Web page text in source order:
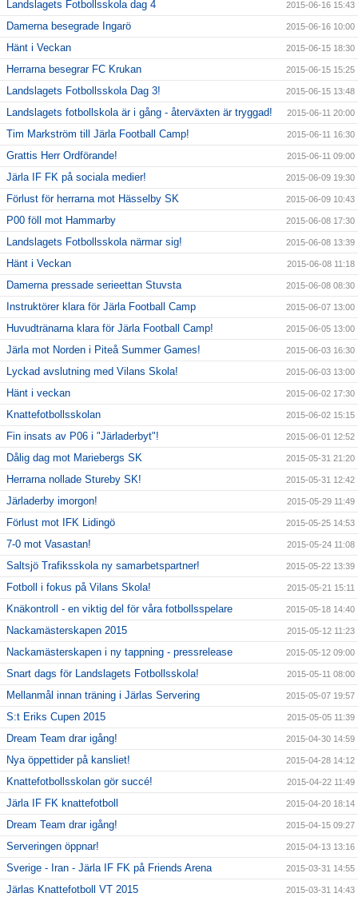
Landslagets Fotbollsskola dag 4 2015-06-16 15:43
Damerna besegrade Ingarö 2015-06-16 10:00
Hänt i Veckan 2015-06-15 18:30
Herrarna besegrar FC Krukan 2015-06-15 15:25
Landslagets Fotbollsskola Dag 3! 2015-06-15 13:48
Landslagets fotbollskola är i gång - återväxten är tryggad! 2015-06-11 20:00
Tim Markström till Järla Football Camp! 2015-06-11 16:30
Grattis Herr Ordförande! 2015-06-11 09:00
Järla IF FK på sociala medier! 2015-06-09 19:30
Förlust för herrarna mot Hässelby SK 2015-06-09 10:43
P00 föll mot Hammarby 2015-06-08 17:30
Landslagets Fotbollsskola närmar sig! 2015-06-08 13:39
Hänt i Veckan 2015-06-08 11:18
Damerna pressade serieettan Stuvsta 2015-06-08 08:30
Instruktörer klara för Järla Football Camp 2015-06-07 13:00
Huvudtränarna klara för Järla Football Camp! 2015-06-05 13:00
Järla mot Norden i Piteå Summer Games! 2015-06-03 16:30
Lyckad avslutning med Vilans Skola! 2015-06-03 13:00
Hänt i veckan 2015-06-02 17:30
Knattefotbollsskolan 2015-06-02 15:15
Fin insats av P06 i "Järladerbyt"! 2015-06-01 12:52
Dålig dag mot Mariebergs SK 2015-05-31 21:20
Herrarna nollade Stureby SK! 2015-05-31 12:42
Järladerby imorgon! 2015-05-29 11:49
Förlust mot IFK Lidingö 2015-05-25 14:53
7-0 mot Vasastan! 2015-05-24 11:08
Saltsjö Trafiksskola ny samarbetspartner! 2015-05-22 13:39
Fotboll i fokus på Vilans Skola! 2015-05-21 15:11
Knäkontroll - en viktig del för våra fotbollsspelare 2015-05-18 14:40
Nackamästerskapen 2015 2015-05-12 11:23
Nackamästerskapen i ny tappning - pressrelease 2015-05-12 09:00
Snart dags för Landslagets Fotbollsskola! 2015-05-11 08:00
Mellanmål innan träning i Järlas Servering 2015-05-07 19:57
S:t Eriks Cupen 2015 2015-05-05 11:39
Dream Team drar igång! 2015-04-30 14:59
Nya öppettider på kansliet! 2015-04-28 14:12
Knattefotbollsskolan gör succé! 2015-04-22 11:49
Järla IF FK knattefotboll 2015-04-20 18:14
Dream Team drar igång! 2015-04-15 09:27
Serveringen öppnar! 2015-04-13 13:16
Sverige - Iran - Järla IF FK på Friends Arena 2015-03-31 14:55
Järlas Knattefotboll VT 2015 2015-03-31 14:43